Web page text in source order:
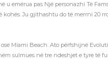
emërua pas Një personazhi Të
kohës.Ju gjithashtu do të merrni 20
Miami Beach. Ato përfshijnë
sulmues në tre ndeshjet e tyre të